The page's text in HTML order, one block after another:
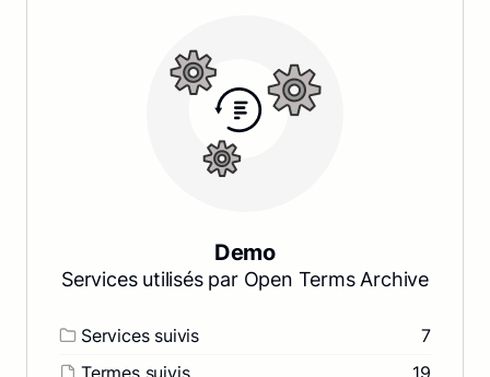
Demo
Services utilisés par Open Terms Archive
Services suivis
7
Termes suivis
19